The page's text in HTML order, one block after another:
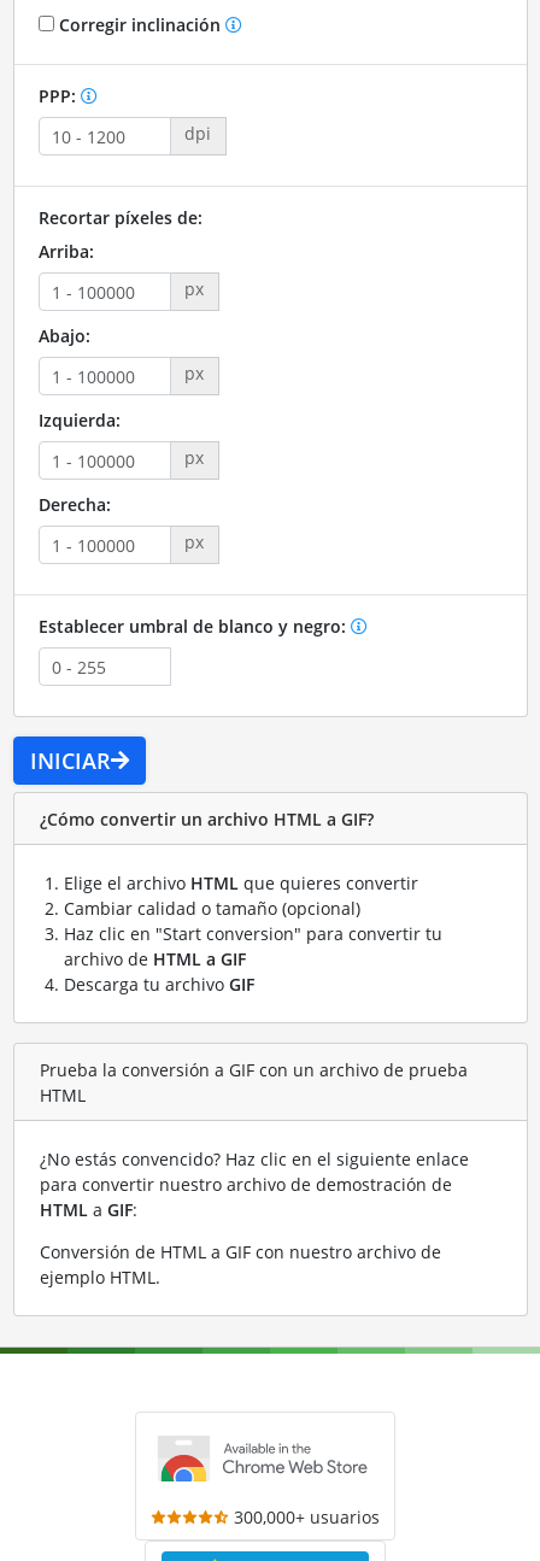
Corregir inclinación
PPP:
dpi
Recortar píxeles de:
Arriba:
px
Abajo:
px
Izquierda:
px
Derecha:
px
Establecer umbral de blanco y negro:
INICIAR
¿Cómo convertir un archivo HTML a GIF?
Elige el archivo HTMLque quieres convertir
Cambiar calidad o tamaño (opcional)
Haz clic en "Start conversion" para convertir tu
archivo de HTML a GIF
Descarga tu archivo GIF
Prueba la conversión a GIF con un archivo de prueba
HTML
¿No estás convencido? Haz clic en el siguiente enlace
para convertir nuestro archivo de demostración de
HTMLa GIF:
Conversión de HTML a GIF con nuestro archivo de
ejemplo HTML.
300,000+ usuarios